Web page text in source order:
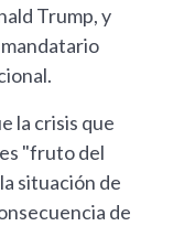
Trump, y
la crisis que
"fruto del
situación de
de